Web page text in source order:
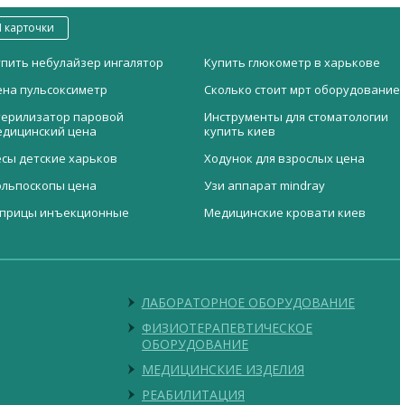
небулайзер ингалятор
пульсоксиметр
паровой
цена
детские харьков
цена
инъекционные
Купить глюкометр в харькове
Сколько стоит мрт оборудование
Инструменты для стоматологии
купить киев
Ходунок для взрослых цена
Узи аппарат mindray
Медицинские кровати киев
с регулировкой
анализатор
Стоматологическая установка
DTC-329 (верхняя)
Детский интубационный
эндоскоп А30
Облучатель бактерицидный
передвижной ОБПе-450М
ЛАБОРАТОРНОЕ ОБОРУДОВАНИЕ
ФИЗИОТЕРАПЕВТИЧЕСКОЕ
ОБОРУДОВАНИЕ
МЕДИЦИНСКИЕ ИЗДЕЛИЯ
РЕАБИЛИТАЦИЯ